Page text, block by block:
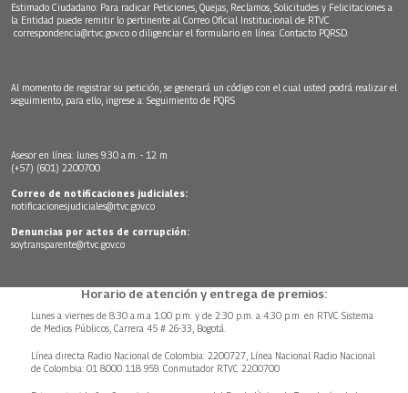
Estimado Ciudadano: Para radicar Peticiones, Quejas, Reclamos, Solicitudes y Felicitaciones a
la Entidad puede remitir lo pertinente al Correo Oficial Institucional de RTVC
correspondencia@rtvc.gov.co o diligenciar el formulario en línea: Contacto PQRSD.
Al momento de registrar su petición, se generará un código con el cual usted podrá realizar el
seguimiento, para ello, ingrese a: Seguimiento de PQRS
Asesor en línea: lunes 9:30 a.m. - 12 m
(+57) (601) 2200700
Correo de notificaciones judiciales:
notificacionesjudiciales@rtvc.gov.co
Denuncias por actos de corrupción:
soytransparente@rtvc.gov.co
Horario de atención y entrega de premios:
Lunes a viernes de 8:30 a.m.a 1:00 p.m. y de 2:30 p.m. a 4:30 p.m. en RTVC Sistema
de Medios Públicos, Carrera 45 # 26-33, Bogotá.
Línea directa Radio Nacional de Colombia: 2200727, Línea Nacional Radio Nacional
de Colombia: 01 8000 118 959. Conmutador RTVC 2200700